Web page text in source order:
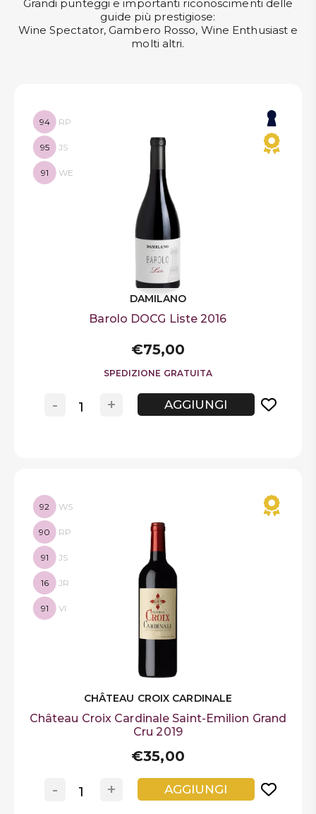
Grandi punteggi e importanti riconoscimenti delle
guide più prestigiose:
Wine Spectator, Gambero Rosso, Wine Enthusiast e
molti altri.
94 RP
95 JS
91 WE
DAMILANO
Barolo DOCG Liste 2016
€75,00
SPEDIZIONE GRATUITA
+
- AGGIUNGI
92 WS
90 RP
91 JS
16 JR
91 VI
CHÂTEAU CROIX CARDINALE
Château Croix Cardinale Saint-Emilion Grand
Cru 2019
€35,00
+
- AGGIUNGI